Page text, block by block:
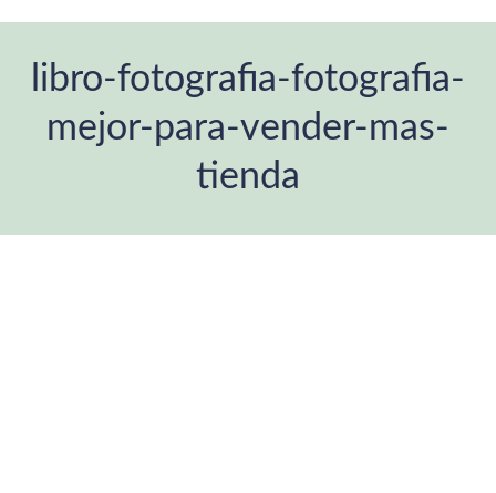
libro-fotografia-fotografia-
mejor-para-vender-mas-
tienda